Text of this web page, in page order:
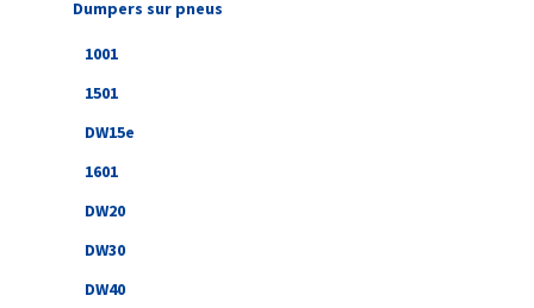
Dumpers sur pneus
1001
1501
DW15e
1601
DW20
DW30
DW40